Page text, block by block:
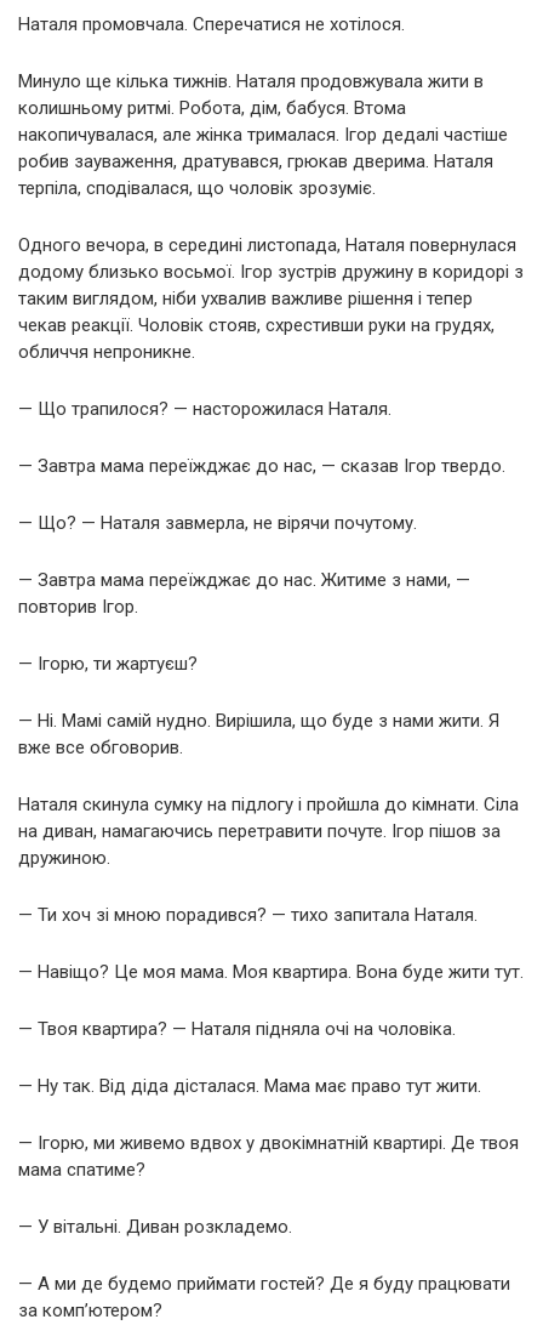
Наталя промовчала. Сперечатися не хотілося.
Минуло ще кілька тижнів. Наталя продовжувала жити в
колишньому ритмі. Робота, дім, бабуся. Втома
накопичувалася, але жінка трималася. Ігор дедалі частіше
робив зауваження, дратувався, грюкав дверима. Наталя
терпіла, сподівалася, що чоловік зрозуміє.
Одного вечора, в середині листопада, Наталя повернулася
додому близько восьмої. Ігор зустрів дружину в коридорі з
таким виглядом, ніби ухвалив важливе рішення і тепер
чекав реакції. Чоловік стояв, схрестивши руки на грудях,
обличчя непроникне.
— Що трапилося? — насторожилася Наталя.
— Завтра мама переїжджає до нас, — сказав Ігор твердо.
— Що? — Наталя завмерла, не вірячи почутому.
— Завтра мама переїжджає до нас. Житиме з нами, —
повторив Ігор.
— Ігорю, ти жартуєш?
— Ні. Мамі самій нудно. Вирішила, що буде з нами жити. Я
вже все обговорив.
Наталя скинула сумку на підлогу і пройшла до кімнати. Сіла
на диван, намагаючись перетравити почуте. Ігор пішов за
дружиною.
— Ти хоч зі мною порадився? — тихо запитала Наталя.
— Навіщо? Це моя мама. Моя квартира. Вона буде жити тут.
— Твоя квартира? — Наталя підняла очі на чоловіка.
— Ну так. Від діда дісталася. Мама має право тут жити.
— Ігорю, ми живемо вдвох у двокімнатній квартирі. Де твоя
мама спатиме?
— У вітальні. Диван розкладемо.
— А ми де будемо приймати гостей? Де я буду працювати
за комп’ютером?